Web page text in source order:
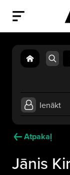
Ienākt
Atpakaļ
Jānis